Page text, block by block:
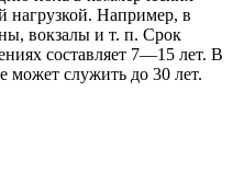
нагрузкой. Например, в
вокзалы и т. п. Срок
составляет 7—15 лет. В
может служить до 30 лет.